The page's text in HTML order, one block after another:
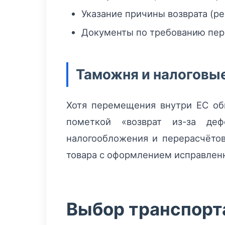
Указание причины возврата
Документы по требованию
Таможня и
Хотя перемещения внутри ЕС
пометкой «возврат из-за
налогообложения и
товара с оформлением
Выбор